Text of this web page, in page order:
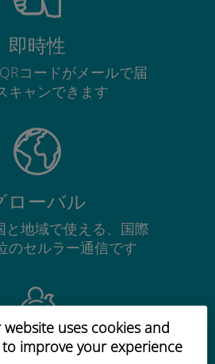
uses cookies and
improve your experience
即時性
コードがメールで届
キャンできます
ローバル
と地域で使える、国際
のセルラー通信です
フォーマンス